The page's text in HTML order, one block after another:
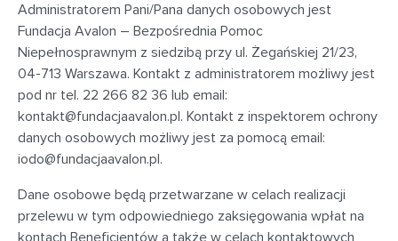
Administratorem Pani/Pana danych osobowych jest
Fundacja Avalon – Bezpośrednia Pomoc
Niepełnosprawnym z siedzibą przy ul. Żegańskiej 21/23,
04-713 Warszawa. Kontakt z administratorem możliwy jest
pod nr tel. 22 266 82 36 lub email:
kontakt@fundacjaavalon.pl. Kontakt z inspektorem ochrony
danych osobowych możliwy jest za pomocą email:
iodo@fundacjaavalon.pl.
Dane osobowe będą przetwarzane w celach realizacji
przelewu w tym odpowiedniego zaksięgowania wpłat na
kontach Beneficjentów a także w celach kontaktowych